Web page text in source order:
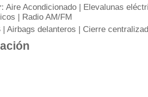
: Aire Acondicionado | Elevalunas
| Radio AM/FM
| Airbags delanteros | Cierre